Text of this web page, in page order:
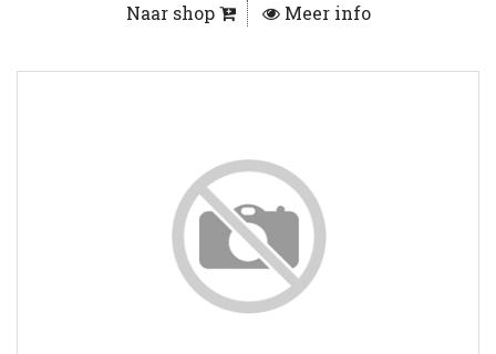
Naar shop Meer info